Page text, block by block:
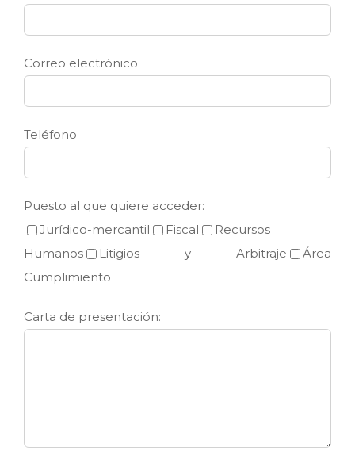
Correo electrónico
Teléfono
Puesto al que quiere acceder:
Jurídico-mercantil
Fiscal
Recursos
Humanos
Litigios y Arbitraje
Área
Cumplimiento
Carta de presentación: